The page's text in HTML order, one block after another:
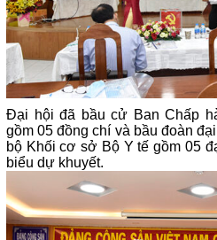
Đại hội đã bầu cử Ban Chấp
gồm 05 đồng chí và bầu đoàn
bộ Khối cơ sở Bộ Y tế gồm 05
biểu dự khuyết.